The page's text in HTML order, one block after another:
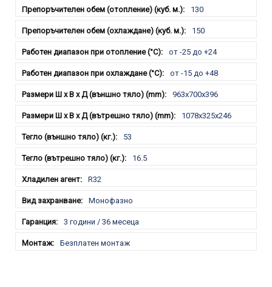
130
150
от -25 до +24
от -15 до +48
963x700x396
1078x325x246
53
16.5
R32
Монофазно
3 години / 36 месеца
Безплатен монтаж